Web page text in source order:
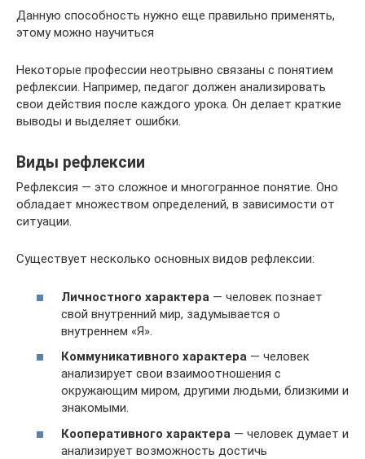
Данную способность нужно еще правильно применять,
этому можно научиться
Некоторые профессии неотрывно связаны с понятием
рефлексии. Например, педагог должен анализировать
свои действия после каждого урока. Он делает краткие
выводы и выделяет ошибки.
Виды рефлексии
Рефлексия — это сложное и многогранное понятие. Оно
обладает множеством определений, в зависимости от
ситуации.
Существует несколько основных видов рефлексии:
Личностного характера — человек познает
свой внутренний мир, задумывается о
внутреннем «Я».
Коммуникативного характера — человек
анализирует свои взаимоотношения с
окружающим миром, другими людьми, близкими и
знакомыми.
Кооперативного характера — человек думает и
анализирует возможность достичь